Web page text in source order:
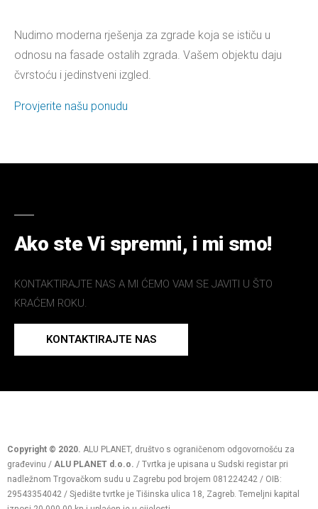
Nudimo moderna rješenja za zgrade koja se ističu u
odnosu na fasade ostalih zgrada. Vašem objektu daju
čvrstoću i jedinstveni izgled.
Provjerite našu ponudu
Ako ste Vi spremni, i mi smo!
KONTAKTIRAJTE NAS A MI ĆEMO VAM SE JAVITI U ŠTO
KRAĆEM ROKU.
KONTAKTIRAJTE NAS
Copyright ©️ 2020. ALU PLANET, društvo s ograničenom odgovornošću za
građevinu / ALU PLANET d.o.o. / Tvrtka je upisana u Sudski registar pri
nadležnom Trgovačkom sudu u Zagrebu pod brojem 081224242 / OIB:
29543354042 / Sjedište tvrtke je Tišinska ulica 18, Zagreb. Temeljni kapital